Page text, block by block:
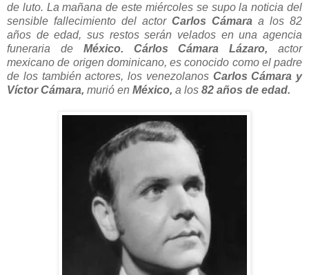
de luto. La mañana de este miércoles se supo la noticia del
sensible fallecimiento del actor Carlos Cámara a los 82
años de edad, sus restos serán velados en una agencia
funeraria de México. Cárlos Cámara Lázaro,actor
mexicano de origen dominicano, es conocido como el padre
de los también actores, los venezolanosCarlos Cámara y
Víctor Cámara, murió en México, a los 82 años de edad.